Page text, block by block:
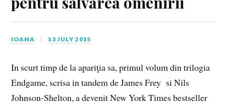
IOANA 13 JULY 2015
In scurt timp de la apariţia sa, primul volum din trilogia
Endgame, scrisa in tandem de James Frey si Nils
Johnson-Shelton, a devenit New York Times bestseller